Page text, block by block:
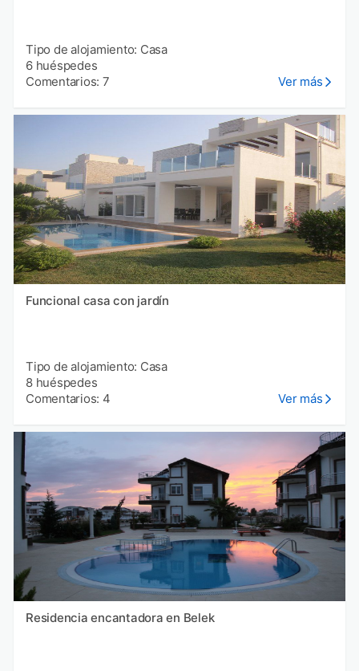
Tipo de alojamiento: Casa
6 huéspedes
Comentarios: 7
Ver más
Funcional casa con jardín
Tipo de alojamiento: Casa
8 huéspedes
Comentarios: 4
Ver más
Residencia encantadora en Belek